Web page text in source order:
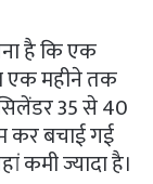
है कि एक
एक महीने तक
35 से 40
कर बचाई गई
कमी ज्यादा है।